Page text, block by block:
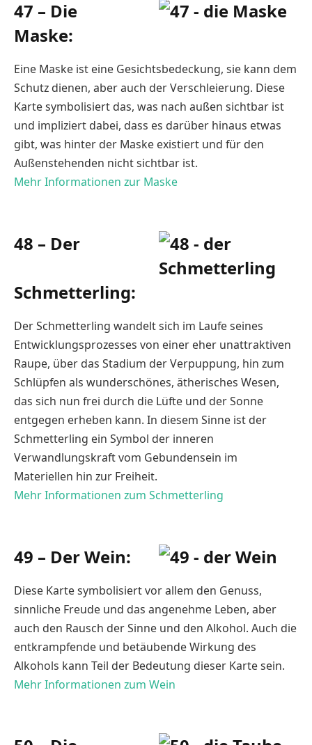
47 – Die
Maske:
Eine Maske ist eine Gesichtsbedeckung, sie kann dem
Schutz dienen, aber auch der Verschleierung. Diese
Karte symbolisiert das, was nach außen sichtbar ist
und impliziert dabei, dass es darüber hinaus etwas
gibt, was hinter der Maske existiert und für den
Außenstehenden nicht sichtbar ist.
Mehr Informationen zur Maske
48 – Der
Schmetterling:
Der Schmetterling wandelt sich im Laufe seines
Entwicklungsprozesses von einer eher unattraktiven
Raupe, über das Stadium der Verpuppung, hin zum
Schlüpfen als wunderschönes, ätherisches Wesen,
das sich nun frei durch die Lüfte und der Sonne
entgegen erheben kann. In diesem Sinne ist der
Schmetterling ein Symbol der inneren
Verwandlungskraft vom Gebundensein im
Materiellen hin zur Freiheit.
Mehr Informationen zum Schmetterling
49 – Der Wein:
Diese Karte symbolisiert vor allem den Genuss,
sinnliche Freude und das angenehme Leben, aber
auch den Rausch der Sinne und den Alkohol. Auch die
entkrampfende und betäubende Wirkung des
Alkohols kann Teil der Bedeutung dieser Karte sein.
Mehr Informationen zum Wein